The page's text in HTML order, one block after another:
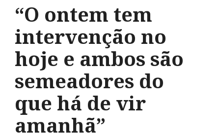
“O ontem tem
intervenção no
hoje e ambos são
semeadores do
que há de vir
amanhã”